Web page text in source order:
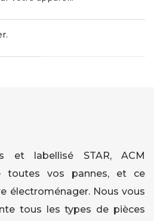
et labellisé STAR, ACM
toutes vos pannes, et ce
électroménager. Nous vous
tous les types de pièces